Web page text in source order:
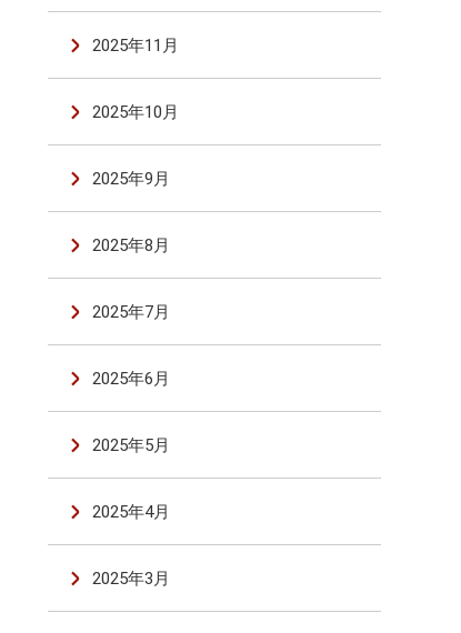
2025年11月
2025年10月
2025年9月
2025年8月
2025年7月
2025年6月
2025年5月
2025年4月
2025年3月